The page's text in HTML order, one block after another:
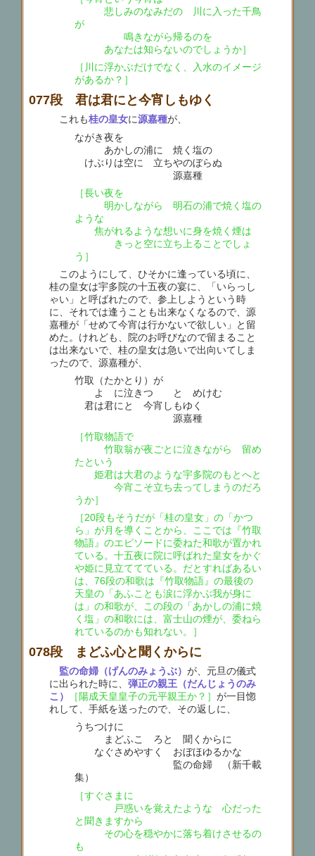
悲しみのなみだの 川に入った千鳥
が
鳴きながら帰るのを
あなたは知らないのでしょうか］
［川に浮かぶだけでなく、入水のイメージ
があるか？］
077段 君は君にと今宵しもゆく
これも桂の皇女に源嘉種が、
ながき夜を
あかしの浦に 焼く塩の
けぶりは空に 立ちやのぼらぬ
源嘉種
［長い夜を
明かしながら 明石の浦で焼く塩の
ような
焦がれるような想いに身を焼く煙は
きっと空に立ち上ることでしょ
う］
このようにして、ひそかに逢っている頃に、
桂の皇女は宇多院の十五夜の宴に、「いらっし
ゃい」と呼ばれたので、参上しようという時
に、それでは逢うことも出来なくなるので、源
嘉種が「せめて今宵は行かないで欲しい」と留
めた。けれども、院のお呼びなので留まること
は出来ないで、桂の皇女は急いで出向いてしま
ったので、源嘉種が、
竹取（たかとり）が
よゝに泣きつゝ とゞめけむ
君は君にと 今宵しもゆく
源嘉種
［竹取物語で
竹取翁が夜ごとに泣きながら 留め
たという
姫君は大君のような宇多院のもとへと
今宵こそ立ち去ってしまうのだろ
うか］
［20段もそうだが「桂の皇女」の「かつ
ら」が月を導くことから、ここでは『竹取
物語』のエピソードに委ねた和歌が置かれ
ている。十五夜に院に呼ばれた皇女をかぐ
や姫に見立ててている。だとすればあるい
は、76段の和歌は『竹取物語』の最後の
天皇の「あふことも涙に浮かぶ我が身に
は」の和歌が、この段の「あかしの浦に焼
く塩」の和歌には、富士山の煙が、委ねら
れているのかも知れない。］
078段 まどふ心と聞くからに
監の命婦（げんのみょうぶ）が、元旦の儀式
に出られた時に、弾正の親王（だんじょうのみ
こ）
［陽成天皇皇子の元平親王か？］が一目惚
れして、手紙を送ったので、その返しに、
うちつけに
まどふこゝろと 聞くからに
なぐさめやすく おぼほゆるかな
監の命婦 （新千載
集）
［すぐさまに
戸惑いを覚えたような 心だった
と聞きますから
その心を穏やかに落ち着けさせるの
も